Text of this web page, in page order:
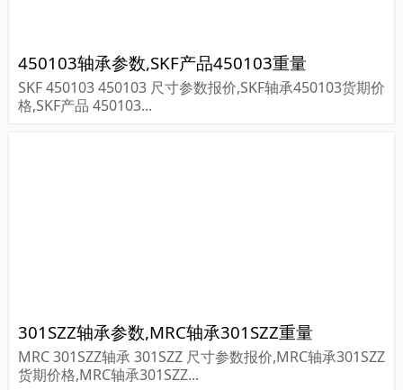
450103轴承参数,SKF产品450103重量
SKF 450103 450103 尺寸参数报价,SKF轴承450103货期价
格,SKF产品 450103...
301SZZ轴承参数,MRC轴承301SZZ重量
MRC 301SZZ轴承 301SZZ 尺寸参数报价,MRC轴承301SZZ
货期价格,MRC轴承301SZZ...